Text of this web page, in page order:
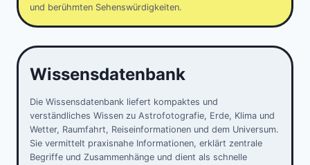
und berühmten Sehenswürdigkeiten.
Wissensdatenbank
Die Wissensdatenbank liefert kompaktes und
verständliches Wissen zu Astrofotografie, Erde, Klima und
Wetter, Raumfahrt, Reiseinformationen und dem Universum.
Sie vermittelt praxisnahe Informationen, erklärt zentrale
Begriffe und Zusammenhänge und dient als schnelle